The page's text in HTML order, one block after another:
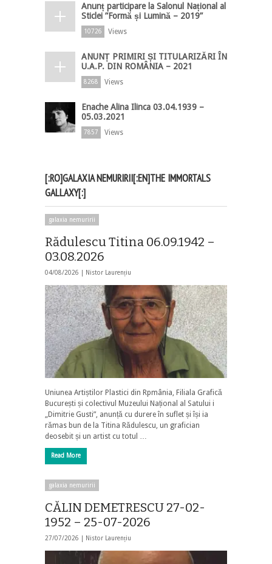
Anunț participare la Salonul Național al
Sticlei ”Formă și Lumină – 2019”
10726 Views
ANUNȚ PRIMIRI ȘI TITULARIZĂRI ÎN
U.A.P. DIN ROMÂNIA – 2021
8268 Views
Enache Alina Ilinca 03.04.1939 –
05.03.2021
7857 Views
[:RO]GALAXIA NEMURIRII[:EN]THE IMMORTALS
GALLAXY[:]
galaxia nemuririi
Rădulescu Titina 06.09.1942 –
03.08.2026
04/08/2026 | Nistor Laurențiu
Uniunea Artiștilor Plastici din Rpmânia, Filiala Grafică
București și colectivul Muzeului Național al Satului i
„Dimitrie Gusti”, anunță cu durere în suflet și își ia
rămas bun de la Titina Rădulescu, un grafician
deosebit și un artist cu totul …
Read More
galaxia nemuririi
CĂLIN DEMETRESCU 27-02-
1952 – 25-07-2026
27/07/2026 | Nistor Laurențiu